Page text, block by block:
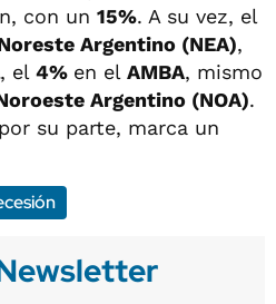
con un 15%. A su vez, el
Argentino (NEA),
, el 4% en el AMBA, mismo
Argentino (NOA).
su parte, marca un